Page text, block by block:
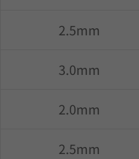
2.5mm
3.0mm
2.0mm
2.5mm